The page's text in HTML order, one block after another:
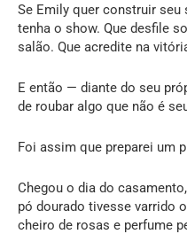
Se Emily quer construir
tenha o show. Que desfile
salão. Que acredite na
E então — diante do seu
de roubar algo que não é
Foi assim que preparei um
Chegou o dia do
pó dourado tivesse varrido
cheiro de rosas e perfume